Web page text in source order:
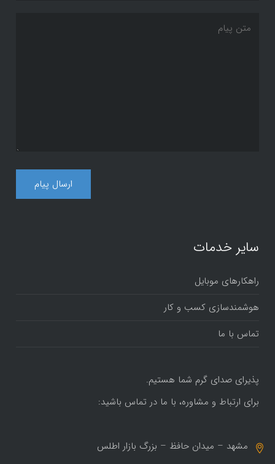
سایر خدمات
راهکارهای موبایل
هوشمندسازی کسب و کار
تماس با ما
پذیرای صدای گرم شما هستیم.
برای ارتباط و مشاوره، با ما در تماس باشید:
مشهد – میدان حافظ – بزرگ بازار اطلس